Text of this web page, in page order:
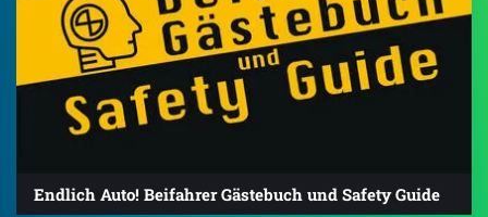
Endlich Auto! Beifahrer Gästebuch und Safety Guide